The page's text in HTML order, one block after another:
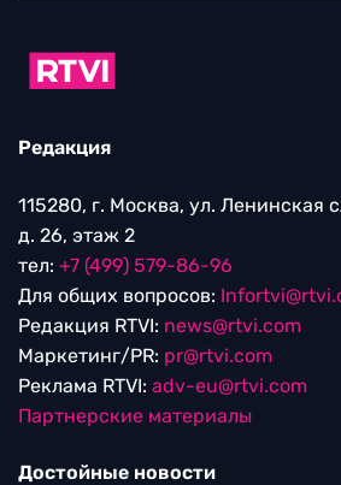
Редакция
115280, г. Москва, ул. Ленинская
д. 26, этаж 2
тел: +7 (499) 579-86-96
Для общих вопросов:
Редакция RTVI: news@rtvi.com
Маркетинг/PR: pr@rtvi.com
Реклама RTVI: adv-eu@rtvi.com
Партнерские материалы
Достойные новости